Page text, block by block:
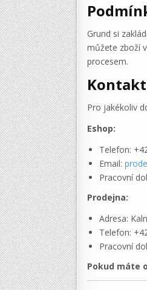
Grund si
můžete zboží
procesem.
Pro jakékoliv
Eshop:
Telefon:
Email:
Pracovní
Prodejna:
Adresa:
Telefon:
Pracovní
Pokud máte